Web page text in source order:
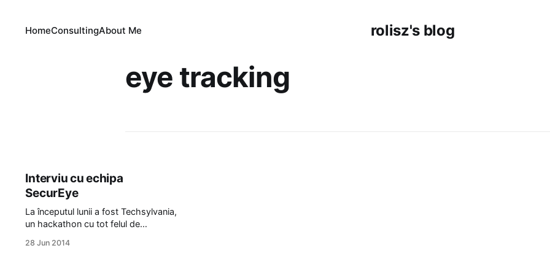
rolisz's blog
HomeConsultingAbout Me
eye tracking
Interviu cu echipa
SecurEye
La începutul lunii a fost Tech­syl­va­nia,
un hackathon cu tot felul de
LeapMotion, Sphero, UP, Pebble,
28 Jun 2014